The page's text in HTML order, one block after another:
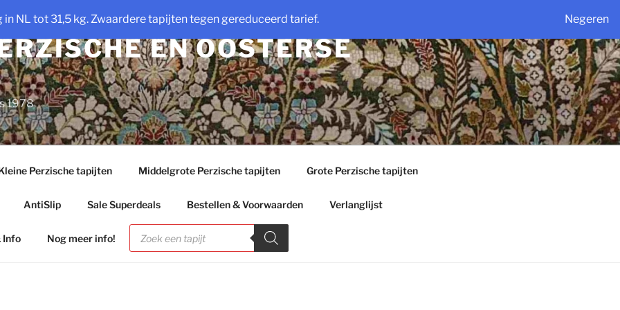
NL tot 31,5 kg. Zwaardere tapijten tegen gereduceerd tarief. Negeren
EN OOSTERSE
1978
Perzische tapijten Middelgrote Perzische tapijten Grote Perzische tapijten
AntiSlip Sale Superdeals Bestellen & Voorwaarden Verlanglijst
Info Nog meer info!
Producten
zoeken